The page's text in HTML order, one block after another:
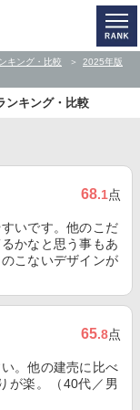
キング・比較
2025年版
ンキング・比較
68.1点
いです。他のこだ
かなと思う事もあ
こないデザインが
65.8点
。他の建売に比べ
が楽。（40代／男